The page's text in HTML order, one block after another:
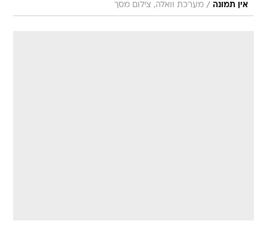
אין תמונה / מערכת וואלה, צילום מסך